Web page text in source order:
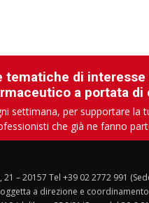
tematiche di
a portata di
settimana, per supportare la
che già ne fanno
– 20157 Tel +39 02 2772 991
a direzione e